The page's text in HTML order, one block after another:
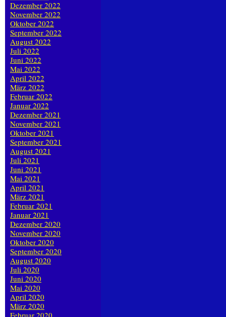
Dezember 2022
November 2022
Oktober 2022
September 2022
August 2022
Juli 2022
Juni 2022
Mai 2022
April 2022
März 2022
Februar 2022
Januar 2022
Dezember 2021
November 2021
Oktober 2021
September 2021
August 2021
Juli 2021
Juni 2021
Mai 2021
April 2021
März 2021
Februar 2021
Januar 2021
Dezember 2020
November 2020
Oktober 2020
September 2020
August 2020
Juli 2020
Juni 2020
Mai 2020
April 2020
März 2020
Februar 2020